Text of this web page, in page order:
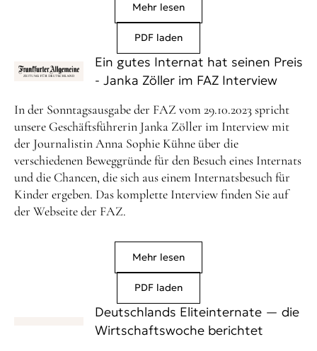
Mehr lesen
PDF laden
Ein gutes Internat hat seinen Preis
- Janka Zöller im FAZ Interview
In der Sonntagsausgabe der FAZ vom 29.10.2023 spricht
unsere Geschäftsführerin Janka Zöller im Interview mit
der Journalistin Anna Sophie Kühne über die
verschiedenen Beweggründe für den Besuch eines Internats
und die Chancen, die sich aus einem Internatsbesuch für
Kinder ergeben. Das komplette Interview finden Sie auf
der Webseite der FAZ.
Mehr lesen
PDF laden
Deutschlands Eliteinternate — die
Wirtschaftswoche berichtet